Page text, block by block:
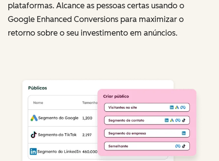
plataformas. Alcance as pessoas certas usando o
Google Enhanced Conversions para maximizar o
retorno sobre o seu investimento em anúncios.